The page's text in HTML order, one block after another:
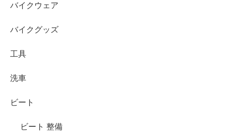
バイクウェア
バイクグッズ
工具
洗車
ビート
ビート 整備